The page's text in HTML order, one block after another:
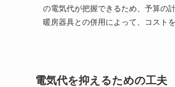
の電気代が把握できるため、予算の
暖房器具との併用によって、コスト
電気代を抑えるための工夫